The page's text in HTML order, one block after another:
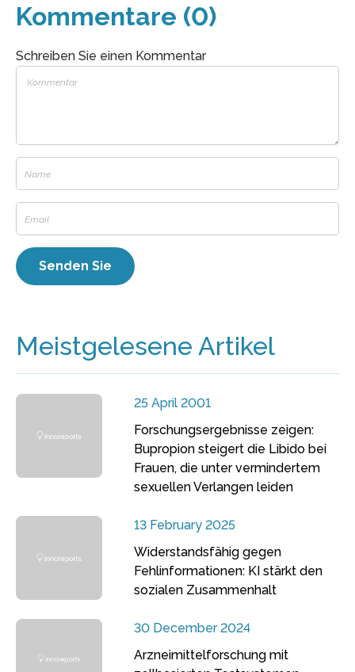
Kommentare (0)
Schreiben Sie einen Kommentar
Meistgelesene Artikel
25 April 2001
Forschungsergebnisse zeigen:
Bupropion steigert die Libido bei
Frauen, die unter vermindertem
sexuellen Verlangen leiden
13 February 2025
Widerstandsfähig gegen
Fehlinformationen: KI stärkt den
sozialen Zusammenhalt
30 December 2024
Arzneimittelforschung mit